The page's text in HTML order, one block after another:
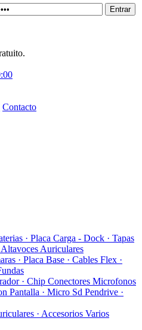
Contacto
· Placa Carga - Dock · Tapas
Altavoces Auriculares
· Placa Base · Cables Flex ·
· Chip Conectores Microfonos
Pantalla · Micro Sd Pendrive ·
· Accesorios Varios